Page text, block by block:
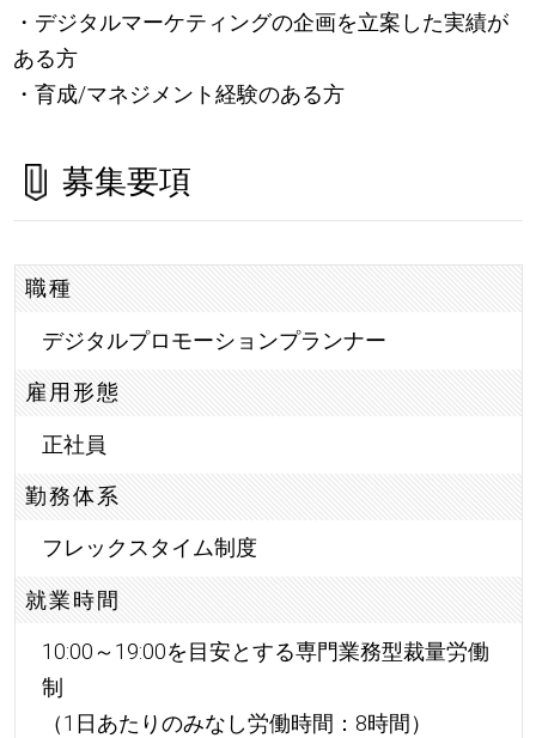
・デジタルマーケティングの企画を立案した実績が
ある方
・育成/マネジメント経験のある方
募集要項
職種
デジタルプロモーションプランナー
雇用形態
正社員
勤務体系
フレックスタイム制度
就業時間
10:00～19:00を目安とする専門業務型裁量労働
制
（1日あたりのみなし労働時間：8時間）